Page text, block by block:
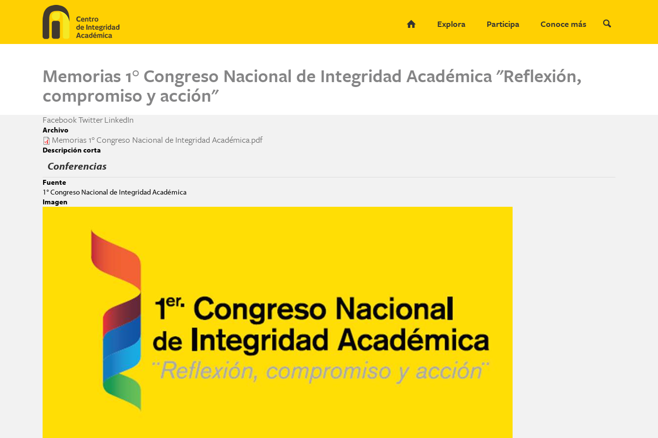
Pasar al contenido principal
Explora
Participa Conoce más
Memorias 1° Congreso Nacional de Integridad Académica "Reflexión,
compromiso y acción"
FacebookTwitterLinkedIn
Archivo
Memorias 1° Congreso Nacional de Integridad Académica.pdf
Descripción corta
Conferencias
Fuente
1° Congreso Nacional de Integridad Académica
Imagen